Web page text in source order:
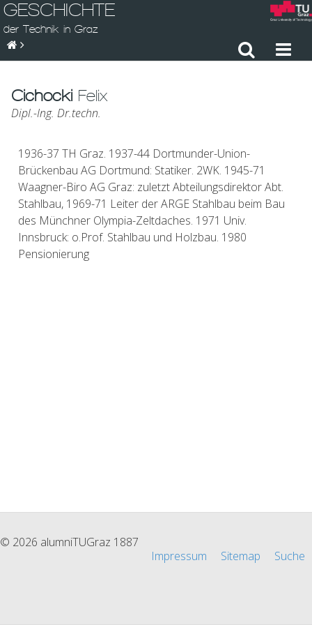
GESCHICHTE
der Technik in Graz
Cichocki Felix
Dipl.-Ing. Dr.techn.
1936-37 TH Graz. 1937-44 Dortmunder-Union-
Brückenbau AG Dortmund: Statiker. 2WK. 1945-71
Waagner-Biro AG Graz: zuletzt Abteilungsdirektor Abt.
Stahlbau, 1969-71 Leiter der ARGE Stahlbau beim Bau
des Münchner Olympia-Zeltdaches. 1971 Univ.
Innsbruck: o.Prof. Stahlbau und Holzbau. 1980
Pensionierung
© 2026 alumniTUGraz 1887
Impressum
Sitemap Suche